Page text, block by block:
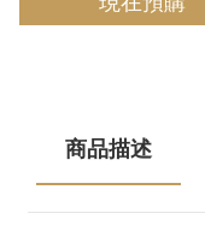
商品描述